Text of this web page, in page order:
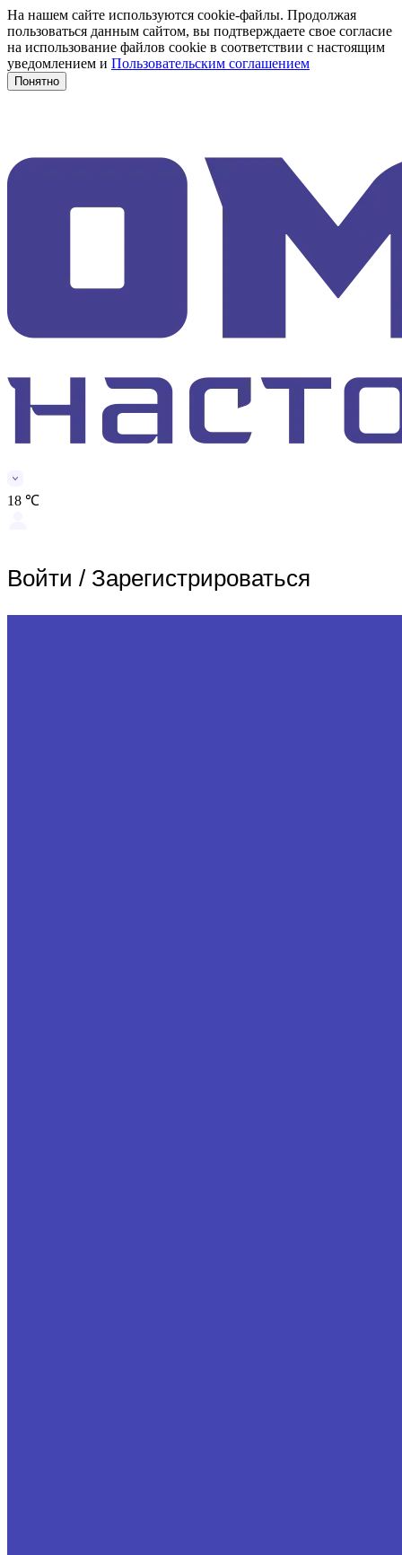
На нашем сайте используются cookie-файлы. Продолжая
пользоваться данным сайтом, вы подтверждаете свое согласие
на использование файлов cookie в соответствии с настоящим
уведомлением и Пользовательским соглашением
Понятно
18 ℃
Войти / Зарегистрироваться